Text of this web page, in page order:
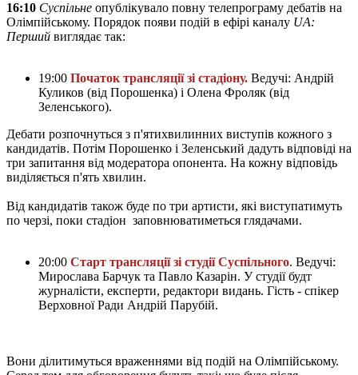
16:10 Суспільне опублікувало повну телепрограму дебатів на
Олімпійському. Порядок появи подій в ефірі каналу UA:
Перший виглядає так:
19:00 Початок трансляції зі стадіону. Ведучі: Андрій
Куликов (від Порошенка) і Олена Фроляк (від
Зеленського).
Дебати розпочнуться з п'ятихвилинних виступів кожного з
кандидатів. Потім Порошенко і Зеленський дадуть відповіді на
три запитання від модератора опонента. На кожну відповідь
виділяється п'ять хвилин.
Від кандидатів також буде по три артисти, які виступатимуть
по черзі, поки стадіон заповнюватиметься глядачами.
20:00 Старт трансляції зі студії Суспільного. Ведучі:
Мирослава Барчук та Павло Казарін. У студії будт
журналісти, експерти, редактори видань. Гість - спікер
Верховної Ради Андрій Парубій.
Вони ділитимуться враженнями від подій на Олімпійському.